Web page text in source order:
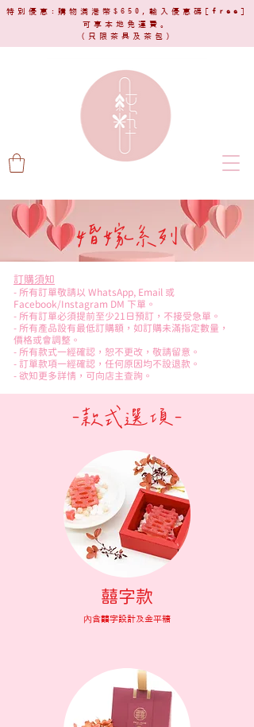
特別優惠:購物滿港幣$650,輸入優惠碼[ free ]
可享本地免運費。
(只限茶具及茶包)​
婚嫁系列
訂購須知
- 所有訂單敬請以 WhatsApp, Email 或
Facebook/Instagram DM 下單。
- 所有訂單必須提前至少21日預訂，不接受急單。
- 所有產品設有最低訂購額，如訂購未滿指定數量，
價格或會調整。
- 所有款式一經確認，恕不更改，敬請留意。
- 訂單款項一經確認，任何原因均不設退款。
- 欲知更多詳情，可向店主查詢。
-款式選項-
​囍字款
內含囍字設計及金平糖